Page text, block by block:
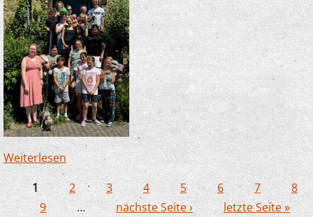
Weiterlesen über Zauberlehrlinge in Büderich – dieses Mal
mit Hund!
Seiten
1 2 3 4 5 6 7
8
9
… nächste Seite › letzte Seite »